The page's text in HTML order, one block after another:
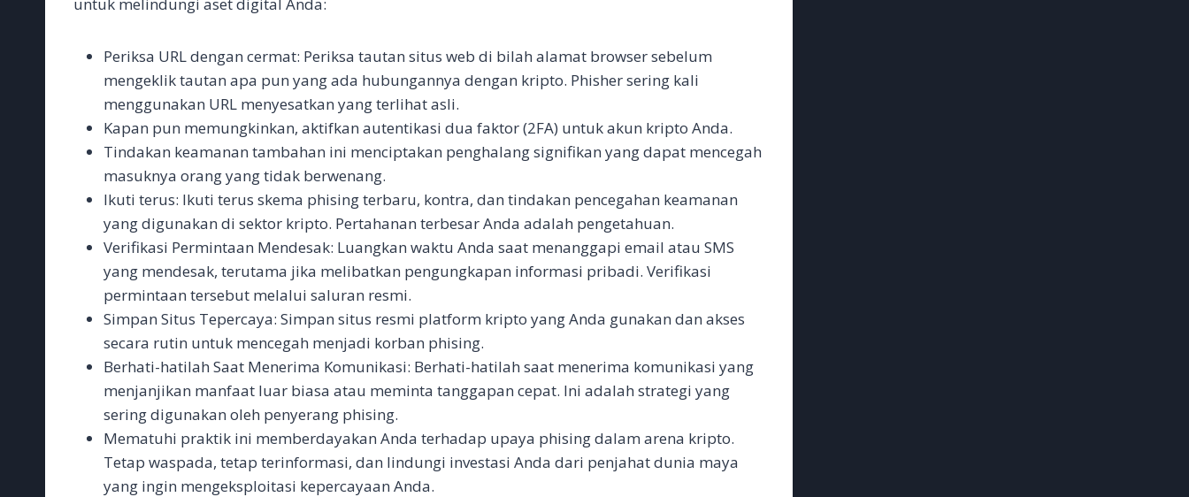
Periksa URL dengan cermat: Periksa tautan situs web di bilah alamat browser sebelum
mengeklik tautan apa pun yang ada hubungannya dengan kripto. Phisher sering kali
menggunakan URL menyesatkan yang terlihat asli.
Kapan pun memungkinkan, aktifkan autentikasi dua faktor (2FA) untuk akun kripto Anda.
Tindakan keamanan tambahan ini menciptakan penghalang signifikan yang dapat mencegah
masuknya orang yang tidak berwenang.
Ikuti terus: Ikuti terus skema phising terbaru, kontra, dan tindakan pencegahan keamanan
yang digunakan di sektor kripto. Pertahanan terbesar Anda adalah pengetahuan.
Verifikasi Permintaan Mendesak: Luangkan waktu Anda saat menanggapi email atau SMS
yang mendesak, terutama jika melibatkan pengungkapan informasi pribadi. Verifikasi
permintaan tersebut melalui saluran resmi.
Simpan Situs Tepercaya: Simpan situs resmi platform kripto yang Anda gunakan dan akses
secara rutin untuk mencegah menjadi korban phising.
Berhati-hatilah Saat Menerima Komunikasi: Berhati-hatilah saat menerima komunikasi yang
menjanjikan manfaat luar biasa atau meminta tanggapan cepat. Ini adalah strategi yang
sering digunakan oleh penyerang phising.
Mematuhi praktik ini memberdayakan Anda terhadap upaya phising dalam arena kripto.
Tetap waspada, tetap terinformasi, dan lindungi investasi Anda dari penjahat dunia maya
yang ingin mengeksploitasi kepercayaan Anda.